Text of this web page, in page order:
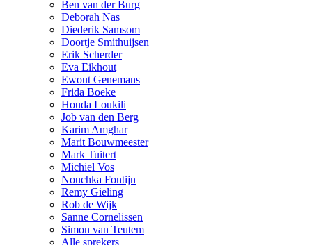
Ben van der Burg
Deborah Nas
Diederik Samsom
Doortje Smithuijsen
Erik Scherder
Eva Eikhout
Ewout Genemans
Frida Boeke
Houda Loukili
Job van den Berg
Karim Amghar
Marit Bouwmeester
Mark Tuitert
Michiel Vos
Nouchka Fontijn
Remy Gieling
Rob de Wijk
Sanne Cornelissen
Simon van Teutem
Alle sprekers